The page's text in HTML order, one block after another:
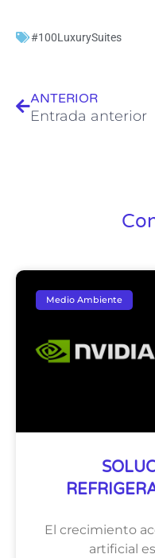
#100LuxurySuites
ANTERIOR
Entrada anterior
Medio Ambiente
El crecimiento
artificial